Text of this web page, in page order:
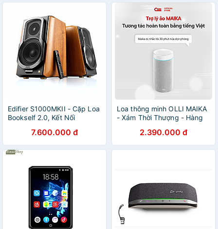
Edifier S1000MKII - Cặp Loa
Bookself 2.0, Kết Nối
Bluetooth 5.0, Công Suất
120W, Nghe Nhạc Hi-Res
Audio - Hàng Chính Hãng
7.600.000 đ
Loa thông minh OLLI MAIKA
- Xám Thời Thượng - Hàng
2.390.000 đ